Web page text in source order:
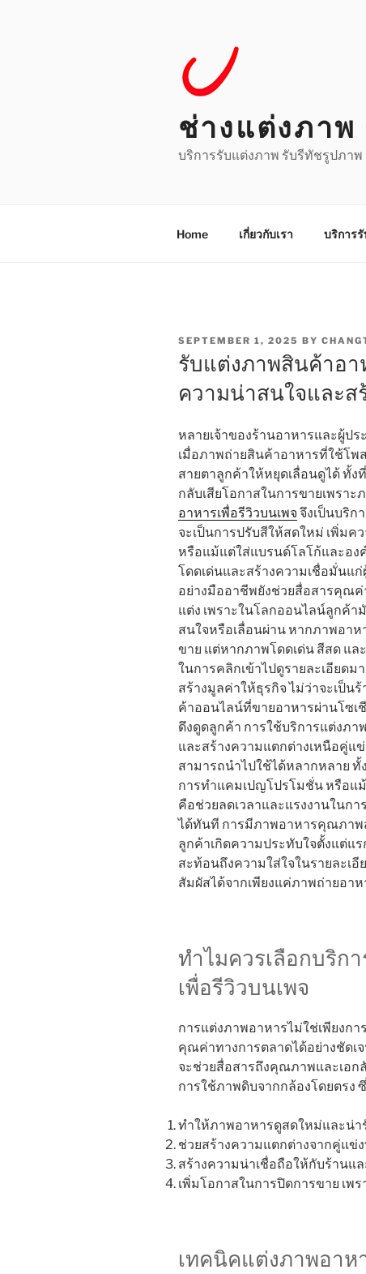
ช่างแต่งภา
บริการรับแต่งภาพ รับรีทัชรูปภา
Home เกี่ยวกับเรา บริการ
POSTED
ON
SEPTEMBER 1, 2025 BY
รับแต่งภาพสินค้าอา
ความน่าสนใจและส
หลายเจ้าของร้านอาหารและผู้ป
เมื่อภาพถ่ายสินค้าอาหารที่ใช้โพ
สายตาลูกค้าให้หยุดเลื่อนดูได้ ทั้
กลับเสียโอกาสในการขายเพราะ
อาหารเพื่อรีวิวบนเพจ จึงเป็นบริก
จะเป็นการปรับสีให้สดใหม่ เพิ่ม
หรือแม้แต่ใส่แบรนด์โลโก้และอง
โดดเด่นและสร้างความเชื่อมั่นแ
อย่างมืออาชีพยังช่วยสื่อสารคุณ
แต่ง เพราะในโลกออนไลน์ลูกค้า
สนใจหรือเลื่อนผ่าน หากภาพอา
ขาย แต่หากภาพโดดเด่น สีสด แ
ในการคลิกเข้าไปดูรายละเอียด
สร้างมูลค่าให้ธุรกิจ ไม่ว่าจะเป็นร้
ค้าออนไลน์ที่ขายอาหารผ่านโซเ
ดึงดูดลูกค้า การใช้บริการแต่งภ
และสร้างความแตกต่างเหนือคู่แ
สามารถนำไปใช้ได้หลากหลาย
การทำแคมเปญโปรโมชั่น หรือแ
คือช่วยลดเวลาและแรงงานในก
ได้ทันที การมีภาพอาหารคุณภา
ลูกค้าเกิดความประทับใจตั้งแต่แ
สะท้อนถึงความใส่ใจในรายละเ
สัมผัสได้จากเพียงแค่ภาพถ่ายอาห
ทำไมควรเลือกบริก
เพื่อรีวิวบนเพจ
การแต่งภาพอาหารไม่ใช่เพียงก
คุณค่าทางการตลาดได้อย่างชัดเ
จะช่วยสื่อสารถึงคุณภาพและเอ
การใช้ภาพดิบจากกล้องโดยตรง
ทำให้ภาพอาหารดูสดใหม่และน่
ช่วยสร้างความแตกต่างจากคู่แข่
สร้างความน่าเชื่อถือให้กับร้านแ
เพิ่มโอกาสในการปิดการขาย เ
เทคนิคแต่งภาพอาห